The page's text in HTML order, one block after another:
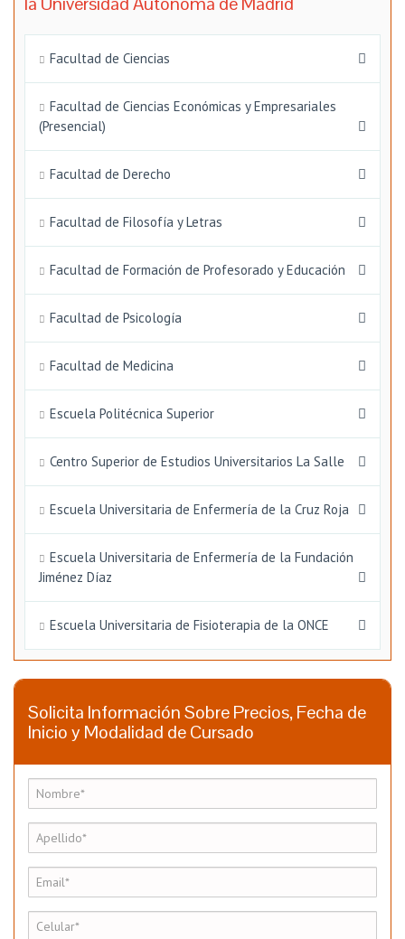
Facultad de Ciencias
Facultad de Ciencias Económicas y Empresariales
(Presencial)
Facultad de Derecho
Facultad de Filosofía y Letras
Facultad de Formación de Profesorado y Educación
Facultad de Psicología
Facultad de Medicina
Escuela Politécnica Superior
Centro Superior de Estudios Universitarios La Salle
Escuela Universitaria de Enfermería de la Cruz Roja
Escuela Universitaria de Enfermería de la Fundación
Jiménez Díaz
Escuela Universitaria de Fisioterapia de la ONCE
Solicita Información Sobre Precios, Fecha de
Inicio y Modalidad de Cursado